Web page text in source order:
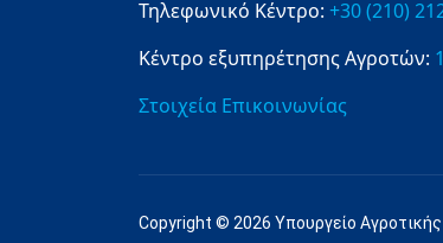
Τηλεφωνικό Κέντρο: +30 (210)
Κέντρο εξυπηρέτησης Αγροτών:
Στοιχεία Επικοινωνίας
Copyright © 2026 Υπουργείο